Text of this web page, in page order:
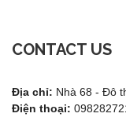
CONTACT US
Địa chỉ: Nhà 68 - Đô
Điện thoại: